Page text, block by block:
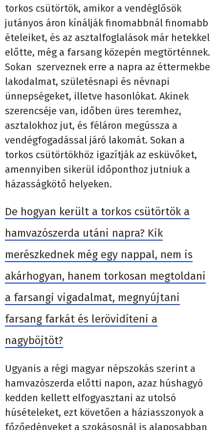
torkos csütörtök, amikor a vendéglősök
jutányos áron kínálják finomabbnál finomabb
ételeiket, és az asztalfoglalások már hetekkel
előtte, még a farsang közepén megtörténnek.
Sokan szerveznek erre a napra az éttermekbe
lakodalmat, születésnapi és névnapi
ünnepségeket, illetve hasonlókat. Akinek
szerencséje van, időben üres teremhez,
asztalokhoz jut, és féláron megússza a
vendégfogadással járó lakomát. Sokan a
torkos csütörtökhöz igazítják az esküvőket,
amennyiben sikerül időponthoz jutniuk a
házasságkötő helyeken.
De hogyan került a torkos csütörtök a
hamvazószerda utáni napra? Kik
merészkednek még egy nappal, nem is
akárhogyan, hanem torkosan megtoldani
a farsangi vigadalmat, megnyújtani
farsang farkát és lerövidíteni a
nagyböjtöt?
Ugyanis a régi magyar népszokás szerint a
hamvazószerda előtti napon, azaz húshagyó
kedden kellett elfogyasztani az utolsó
húsételeket, ezt követően a háziasszonyok a
főzőedényeket a szokásosnál is alaposabban